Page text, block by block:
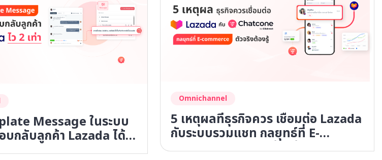
Message ในระบบ
กลับลูกค้า Lazada ได้ไว
Omnichannel
5 เหตุผลที่ธุรกิจควร เชื่อมต่อ Lazada
กับระบบรวมแชท กลยุทธ์ที่ E-
commerce ตัวจริงต้องรู้